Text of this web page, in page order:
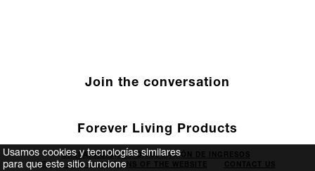
Join the conversation
Forever Living Products
DECLARACIÓN DE DIVULGACIÓN DE INGRESOS
TERMS AND CONDITIONS OF THE WEBSITE
CONTACT US
Usamos cookies y tecnologías similares
para que este sitio funcione